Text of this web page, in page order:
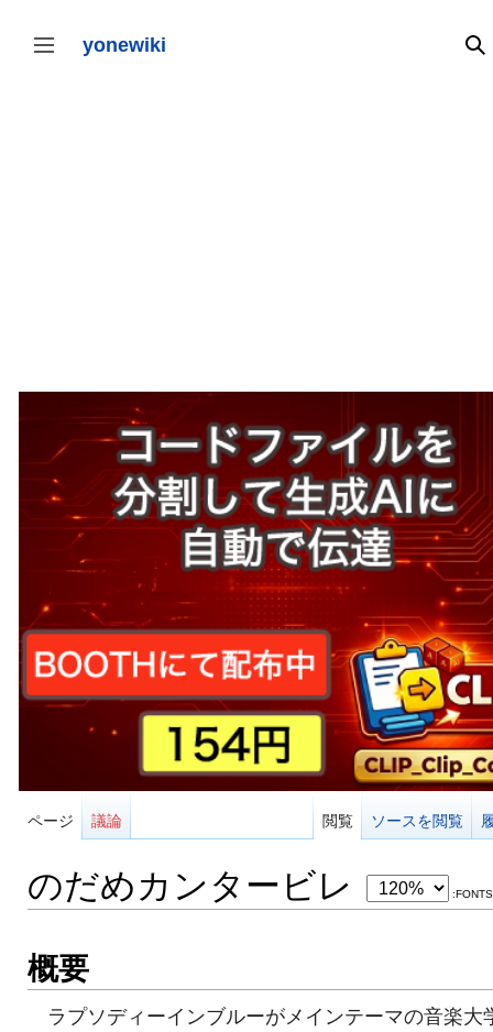
テ
サイドバーの切り替え yonewiki 検
ページ 議論 閲覧 ソースを閲覧
のだめカンタービレ
概要
ラプソディーインブルーがメインテーマの音楽大